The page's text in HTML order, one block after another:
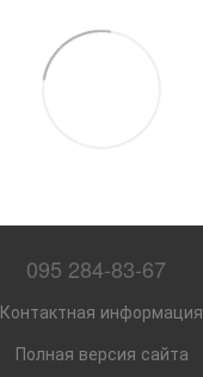
095 284-83-67
Контактная информация
Полная версия сайта